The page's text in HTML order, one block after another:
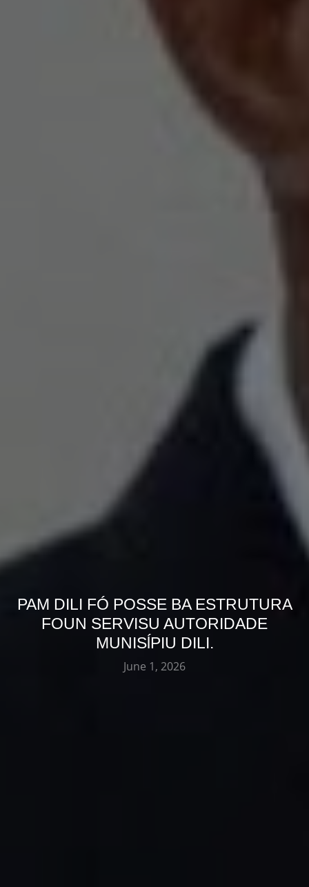
PAM DILI FÓ POSSE BA ESTRUTURA
FOUN SERVISU AUTORIDADE
MUNISĺPIU DILI.
June 1, 2026